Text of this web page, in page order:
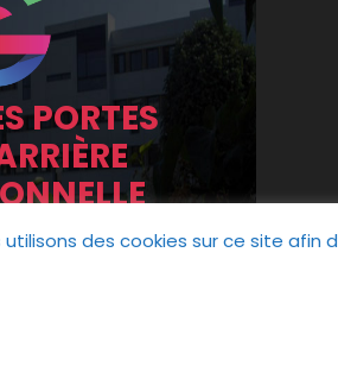
PORTES
utilisons des cookies sur ce site afin